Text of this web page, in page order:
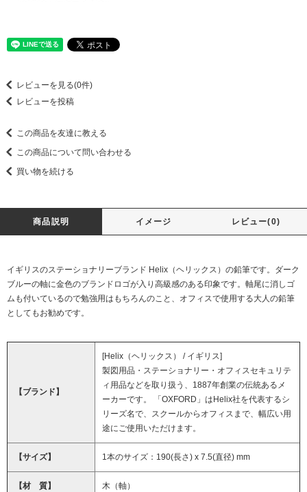
レビューを見る(0件)
レビューを投稿
この商品を友達に教える
この商品について問い合わせる
買い物を続ける
商品説明 イメージ レビュー(0)
イギリスのステーショナリーブランド Helix（ヘリックス）の鉛筆です。ダーク
ブルーの軸に金色のブランドロゴが入り高級感のある印象です。軸尾に消しゴ
ムも付いているので勉強用はもちろんのこと、オフィスで使用する大人の鉛筆
としてもお勧めです。
【ブランド】
[Helix（ヘリックス） / イギリス]
製図用品・ステーショナリー・オフィスセキュリテ
ィ用品などを取り扱う、1887年創業の伝統あるメ
ーカーです。 「OXFORD」はHelix社を代表するシ
リーズ名で、スクールからオフィスまで、幅広い用
途にご使用いただけます。
【サイズ】 1本のサイズ：190(長さ) x 7.5(直径) mm
【材 質】 木（軸）